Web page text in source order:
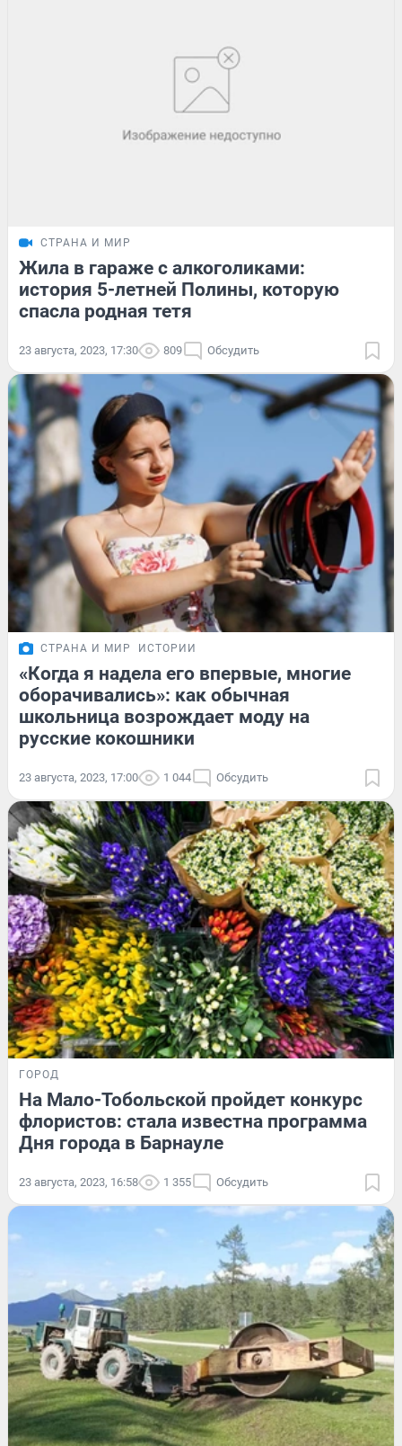
СТРАНА И МИР
Жила в гараже с алкоголиками:
история 5-летней Полины, которую
спасла родная тетя
23 августа, 2023, 17:30 809 Обсудить
СТРАНА И МИР ИСТОРИИ
«Когда я надела его впервые, многие
оборачивались»: как обычная
школьница возрождает моду на
русские кокошники
23 августа, 2023, 17:00 1 044 Обсудить
ГОРОД
На Мало-Тобольской пройдет конкурс
флористов: стала известна программа
Дня города в Барнауле
23 августа, 2023, 16:58 1 355 Обсудить